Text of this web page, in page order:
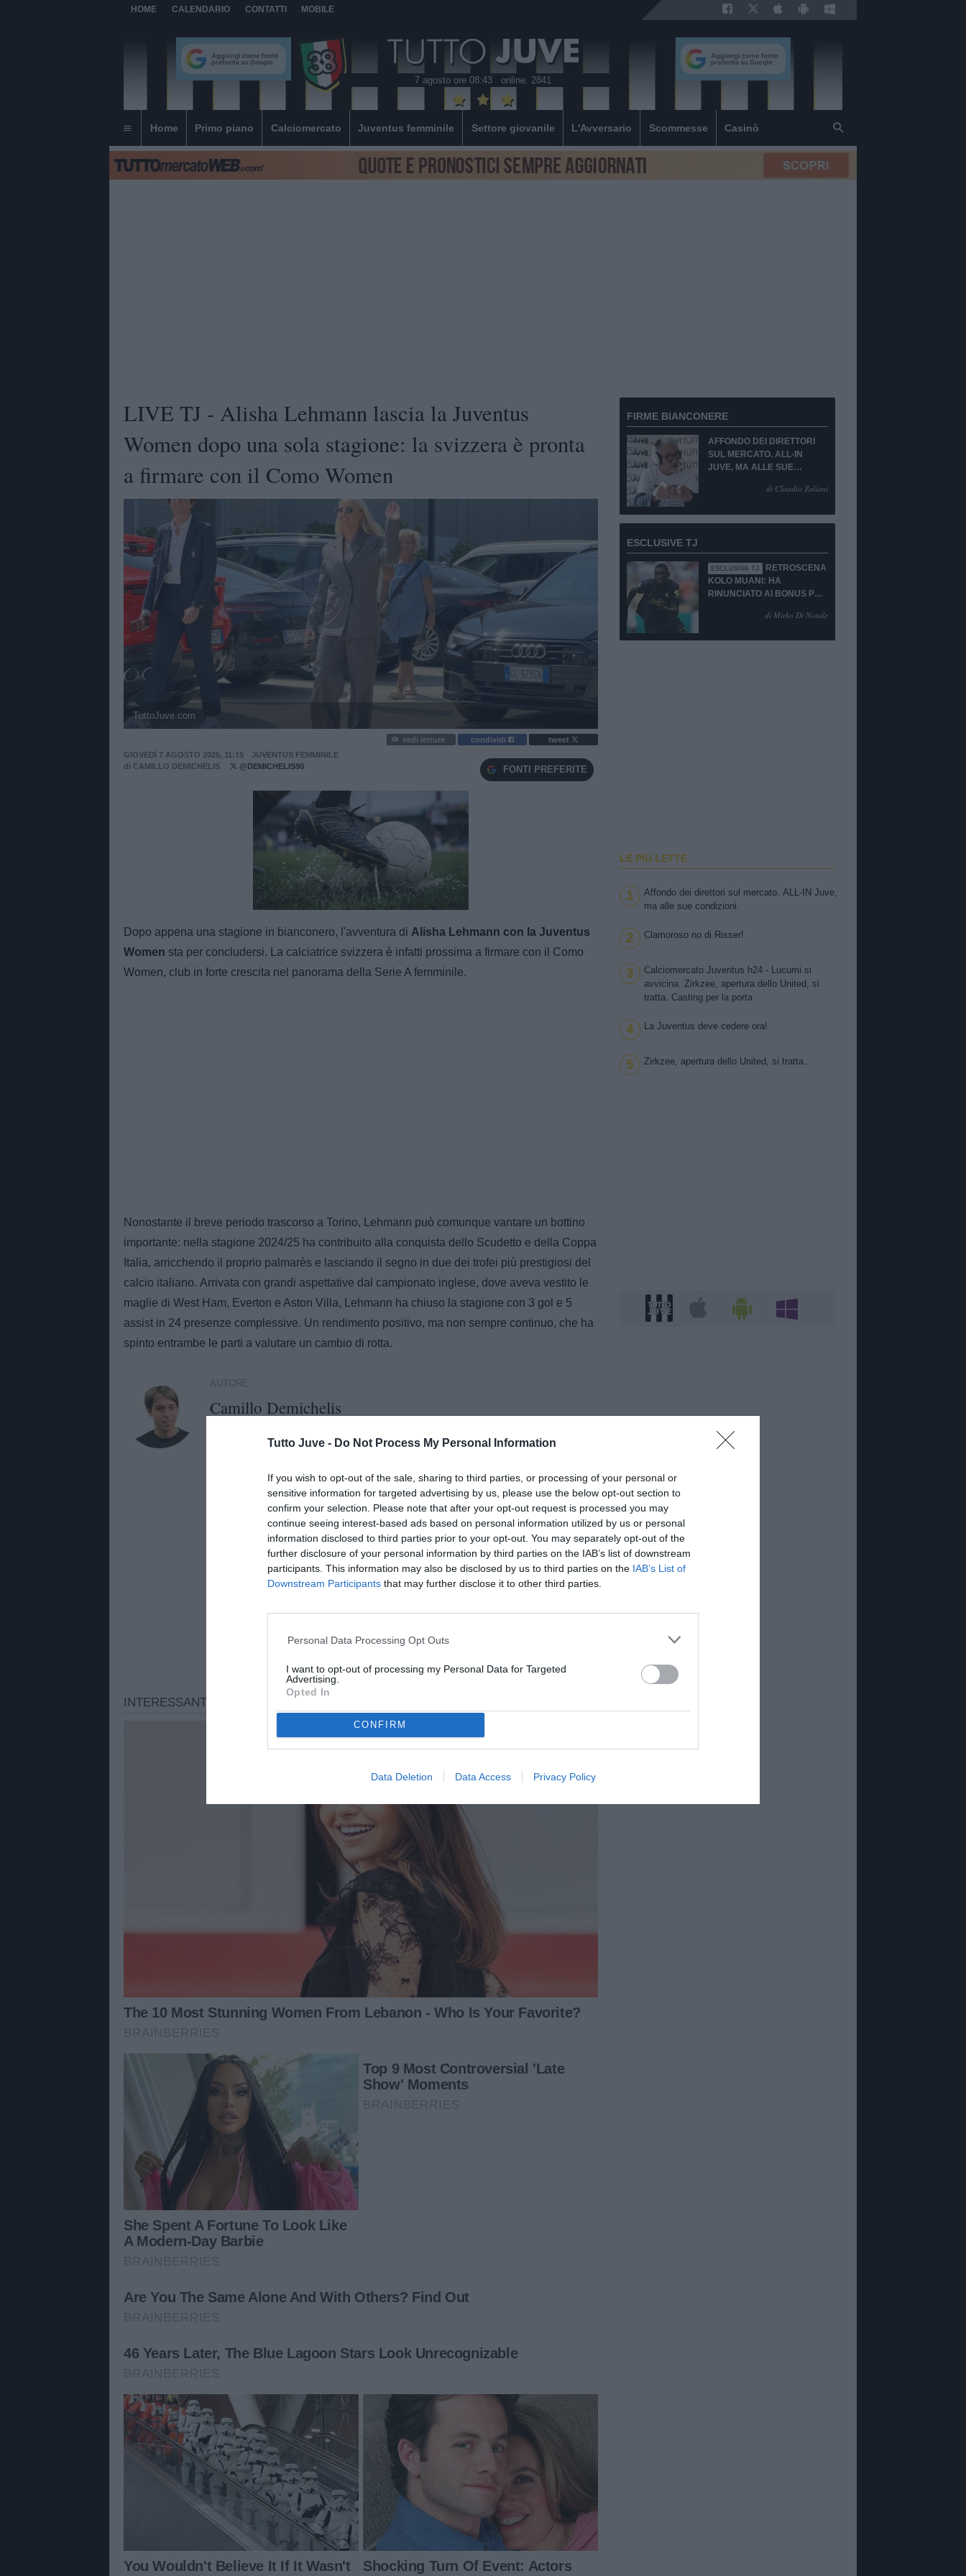
Tutto Juve - Do Not Process My Personal Information
If you wish to opt-out of the sale, sharing to third parties, or processing of your personal or
sensitive information for targeted advertising by us, please use the below opt-out section to
confirm your selection. Please note that after your opt-out request is processed you may
continue seeing interest-based ads based on personal information utilized by us or personal
information disclosed to third parties prior to your opt-out. You may separately opt-out of the
further disclosure of your personal information by third parties on the IAB’s list of downstream
participants. This information may also be disclosed by us to third parties on the IAB’s List of
Downstream Participants that may further disclose it to other third parties.
Personal Data Processing Opt Outs
I want to opt-out of processing my Personal Data for Targeted
Advertising.
Opted In
CONFIRM
Data Deletion Data Access Privacy Policy
HOME CALENDARIO CONTATTI MOBILE
7 agosto ore 08:43 online: 2841
Home Primo piano Calciomercato Juventus femminile Settore giovanile L'Avversario Scommesse Casinò
LIVE TJ - Alisha Lehmann lascia la Juventus
Women dopo una sola stagione: la svizzera è pronta
a firmare con il Como Women
TuttoJuve.com
vedi letture condividi
tweet
GIOVEDÌ 7 AGOSTO 2025, 11:15
JUVENTUS FEMMINILE
di CAMILLO DEMICHELIS @DEMICHELIS90 FONTI PREFERITE
Loaded:
100.00%
Dopo appena una stagione in bianconero, l'avventura di Alisha Lehmann con la Juventus
Women sta per concludersi. La calciatrice svizzera è infatti prossima a firmare con il Como
Women, club in forte crescita nel panorama della Serie A femminile.
Nonostante il breve periodo trascorso a Torino, Lehmann può comunque vantare un bottino
importante: nella stagione 2024/25 ha contribuito alla conquista dello Scudetto e della Coppa
Italia, arricchendo il proprio palmarès e lasciando il segno in due dei trofei più prestigiosi del
calcio italiano. Arrivata con grandi aspettative dal campionato inglese, dove aveva vestito le
maglie di West Ham, Everton e Aston Villa, Lehmann ha chiuso la stagione con 3 gol e 5
assist in 24 presenze complessive. Un rendimento positivo, ma non sempre continuo, che ha
spinto entrambe le parti a valutare un cambio di rotta.
AUTORE
Camillo Demichelis
conferenze stampa e approfondimenti dedicati al club bianconero. Collabora inoltre con
DEMICHELIS90
FIRME BIANCONERE
AFFONDO DEI DIRETTORI
SUL MERCATO. ALL-IN
JUVE, MA ALLE SUE
di Claudio Zuliani
ESCLUSIVE TJ
ESCLUSIVA TJ
RETROSCENA
KOLO MUANI: HA
RINUNCIATO AI BONUS PUR
di Mirko Di Natale
LE PIÙ LETTE
1
Affondo dei direttori sul mercato. ALL-IN Juve,
ma alle sue condizioni.
2 Clamoroso no di Risser!
3
Calciomercato Juventus h24 - Lucumi si
avvicina. Zirkzee, apertura dello United, si
tratta. Casting per la porta
4 La Juventus deve cedere ora!
5 Zirkzee, apertura dello United, si tratta...